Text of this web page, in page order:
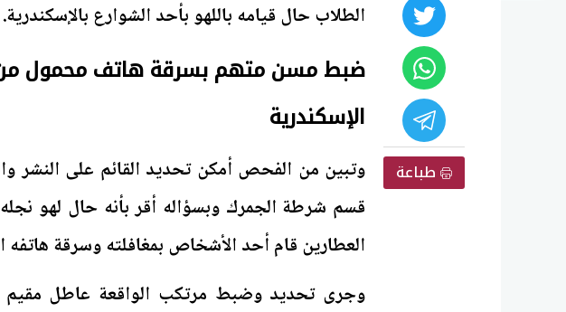
طباعة
الطلاب حال قيامه باللهو بأحد الشوارع بالإسكندرية.
ضبط مسن متهم بسرقة هاتف محمول
الإسكندرية
وتبين من الفحص أمكن تحديد القائم على النشر
قسم شرطة الجمرك وبسؤاله أقر بأنه حال لهو
العطارين قام أحد الأشخاص بمغافلته وسرقة هاتفه
وجرى تحديد وضبط مرتكب الواقعة عاطل مقيم